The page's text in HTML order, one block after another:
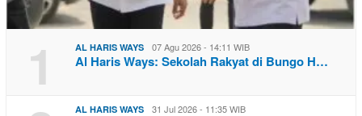
1 AL HARIS WAYS 07 Agu 2026 - 14:11 WIB
Al Haris Ways: Sekolah Rakyat di Bungo H…
AL HARIS WAYS 31 Jul 2026 - 11:35 WIB